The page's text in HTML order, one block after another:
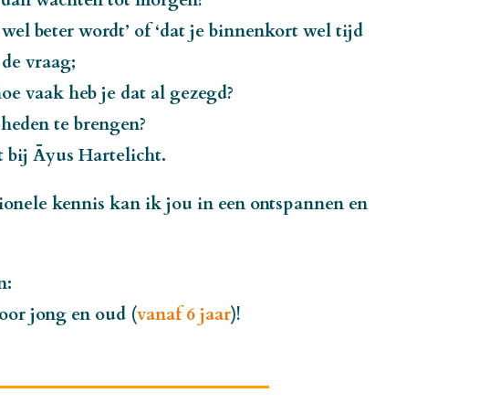
beter wordt’ of ‘dat je binnenkort wel tijd
vraag;
vaak heb je dat al gezegd?
te brengen?
bij Āyus Hartelicht.
kennis kan ik jou in een ontspannen en
jong en oud (vanaf 6 jaar)!